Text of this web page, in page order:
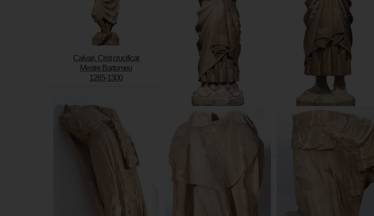
Calvari. Crist crucificat
Mestre Bartomeu
1265-1300
1265-1300